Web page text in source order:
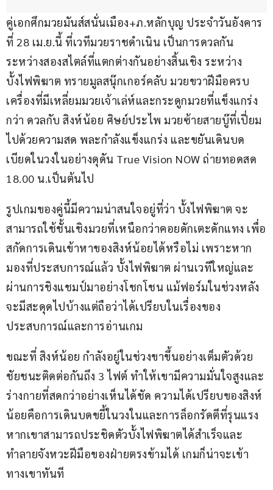
คู่เอกศึกมวยมันส์สนั่นเมือง+ภ.หลักบุญ ประจำวันอังคาร
ที่ 28 เม.ย.นี้ ที่เวทีมวยราชดำเนิน เป็นการดวลกัน
ระหว่างสองสไตล์ที่แตกต่างกันอย่างสิ้นเชิง ระหว่าง
บั้งไฟพิฆาต ทรายมูลสนุ๊กเกอร์คลับ มวยขวาฝีมือครบ
เครื่องที่มีเหลี่ยมมวยเจ้าเล่ห์และกระดูกมวยที่แข็งแกร่ง
กว่า ดวลกับ สิงห์น้อย ศิษย์ประไพ มวยซ้ายสายบู๊ที่เปี่ยม
ไปด้วยความสด พละกำลังแข็งแกร่ง และขยันเดินบด
เบียดในวงในอย่างดุดัน True Vision NOW ถ่ายทอดสด
18.00 น.เป็นต้นไป
รูปเกมของคู่นี้มีความน่าสนใจอยู่ที่ว่า บั้งไฟพิฆาต จะ
สามารถใช้ชั้นเชิงมวยที่เหนือกว่าคอยดักเตะดักแทง เพื่อ
สกัดการเดินเข้าหาของสิงห์น้อยได้หรือไม่ เพราะหาก
มองที่ประสบการณ์แล้ว บั้งไฟพิฆาต ผ่านเวทีใหญ่และ
ผ่านการชิงแชมป์มาอย่างโชกโชน แม้ฟอร์มในช่วงหลัง
จะมีสะดุดไปบ้างแต่ถือว่าได้เปรียบในเรื่องของ
ประสบการณ์และการอ่านเกม
ขณะที่ สิงห์น้อย กำลังอยู่ในช่วงขาขึ้นอย่างเต็มตัวด้วย
ชัยชนะติดต่อกันถึง 3 ไฟต์ ทำให้เขามีความมั่นใจสูงและ
ร่างกายที่สดกว่าอย่างเห็นได้ชัด ความได้เปรียบของสิงห์
น้อยคือการเดินบดขยี้ในวงในและการล็อกรัดตีที่รุนแรง
หากเขาสามารถประชิดตัวบั้งไฟพิฆาตได้สำเร็จและ
ทำลายจังหวะฝีมือของฝ่ายตรงข้ามได้ เกมก็น่าจะเข้า
ทางเขาทันที